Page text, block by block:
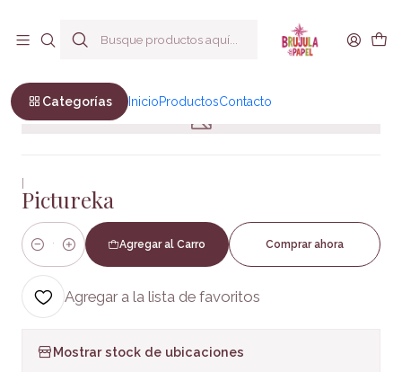
Categorías InicioProductosContacto
Pictureka
|
Pictureka
Cantidad
Agregar al Carro Comprar ahora
Agregar a la lista de favoritos
Mostrar stock de ubicaciones